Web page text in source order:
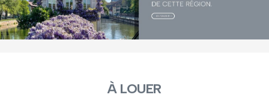
À LOUER